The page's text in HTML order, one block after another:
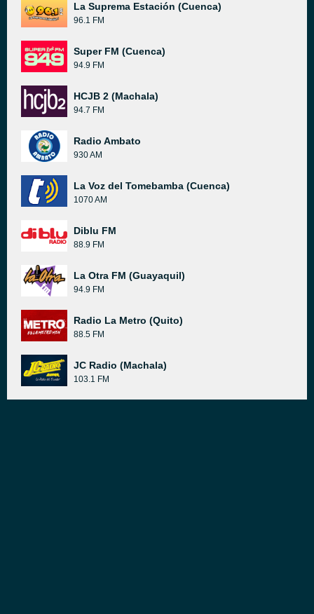
La Suprema Estación (Cuenca)
96.1 FM
Super FM (Cuenca)
94.9 FM
HCJB 2 (Machala)
94.7 FM
Radio Ambato
930 AM
La Voz del Tomebamba (Cuenca)
1070 AM
Diblu FM
88.9 FM
La Otra FM (Guayaquil)
94.9 FM
Radio La Metro (Quito)
88.5 FM
JC Radio (Machala)
103.1 FM